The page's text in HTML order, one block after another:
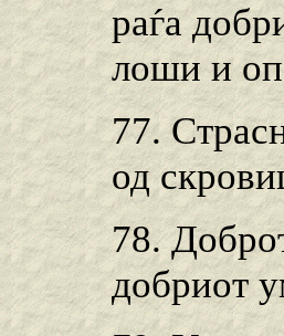
раѓа
лоши и
77.
од
78.
добриот